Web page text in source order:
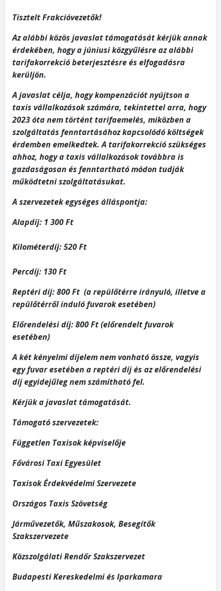
Tisztelt Frakcióvezetők!
Az alábbi közös javaslat támogatását kérjük annak
érdekében, hogy a júniusi közgyűlésre az alábbi
tarifakorrekció beterjesztésre és elfogadásra
kerüljön.
A javaslat célja, hogy kompenzációt nyújtson a
taxis vállalkozások számára, tekintettel arra, hogy
2023 óta nem történt tarifaemelés, miközben a
szolgáltatás fenntartásához kapcsolódó költségek
érdemben emelkedtek. A tarifakorrekció szükséges
ahhoz, hogy a taxis vállalkozások továbbra is
gazdaságosan és fenntartható módon tudják
működtetni szolgáltatásukat.
A szervezetek egységes álláspontja:
Alapdíj: 1 300 Ft
Kilométerdíj: 520 Ft
Percdíj: 130 Ft
Reptéri díj: 800 Ft (a repülőtérre irányuló, illetve a
repülőtérről induló fuvarok esetében)
Előrendelési díj: 800 Ft (előrendelt fuvarok
esetében)
A két kényelmi díjelem nem vonható össze, vagyis
egy fuvar esetében a reptéri díj és az előrendelési
díj egyidejűleg nem számítható fel.
Kérjük a javaslat támogatását.
Támogató szervezetek:
Független Taxisok képviselője
Fővárosi Taxi Egyesület
Taxisok Érdekvédelmi Szervezete
Országos Taxis Szövetség
Járművezetők, Műszakosok, Besegítők
Szakszervezete
Közszolgálati Rendőr Szakszervezet
Budapesti Kereskedelmi és Iparkamara